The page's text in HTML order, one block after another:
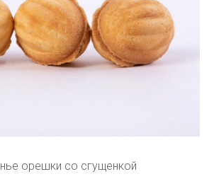
орешки со сгущенкой